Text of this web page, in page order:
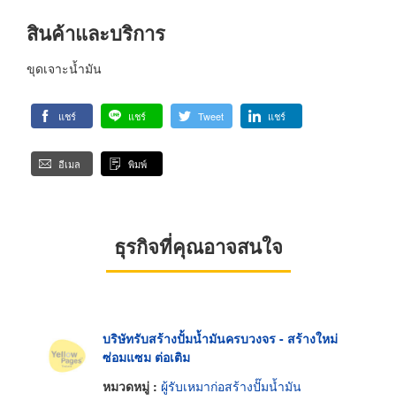
สินค้าและบริการ
ขุดเจาะน้ำมัน
แชร์ แชร์ Tweet แชร์
อีเมล พิมพ์
ธุรกิจที่คุณอาจสนใจ
บริษัทรับสร้างปั้มน้ำมันครบวงจร - สร้างใหม่
ซ่อมแซม ต่อเติม
หมวดหมู่ : ผู้รับเหมาก่อสร้างปั๊มน้ำมัน